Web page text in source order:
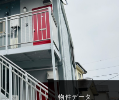
物件データ